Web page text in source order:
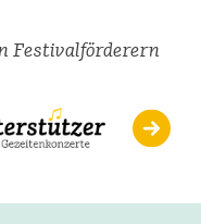
Festivalförderern